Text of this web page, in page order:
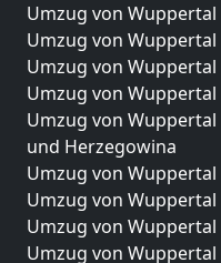
Umzug von
Umzug von
Umzug von Wuppertal
Umzug von
Umzug von Wuppertal
und Herzegowina
Umzug von
Umzug von
Umzug von Wuppertal
Umzug von